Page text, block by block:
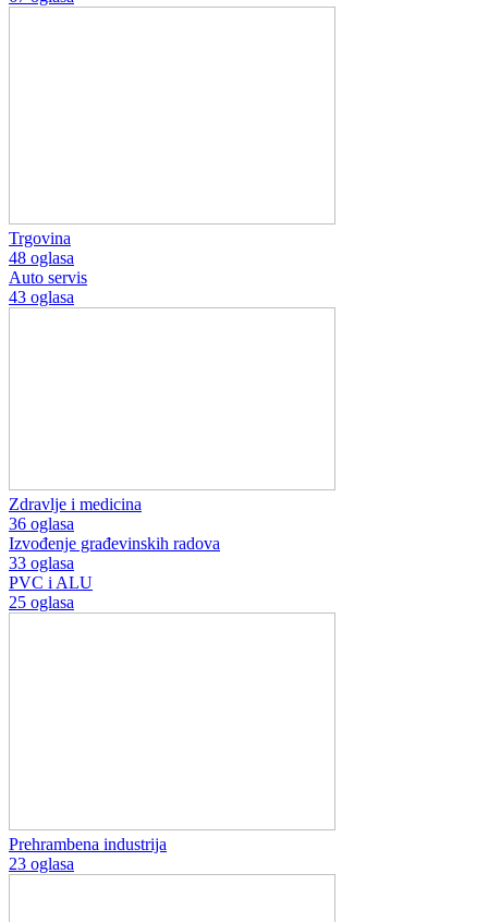
Trgovina
48 oglasa
Auto servis
43 oglasa
Zdravlje i medicina
36 oglasa
Izvođenje građevinskih radova
33 oglasa
PVC i ALU
25 oglasa
Prehrambena industrija
23 oglasa